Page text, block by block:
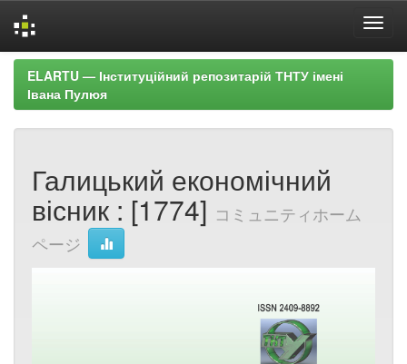
Skip
navigation
ELARTU — Інституційний репозитарій ТНТУ імені
Івана Пулюя
Галицький економічний
вісник : [1774] コミュニティホーム
ページ